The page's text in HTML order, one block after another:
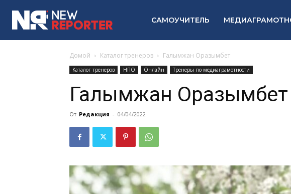
САМОУЧИТЕЛЬ
Домой Каталог тренеров Галымжан Оразымбет
Каталог тренеров НПО Онлайн Тренеры по медиаграмотности
Галымжан Оразымбет
От Редакция - 04/04/2022